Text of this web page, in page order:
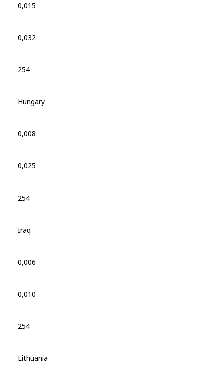
0,015
0,032
254
Hungary
0,008
0,025
254
Iraq
0,006
0,010
254
Lithuania